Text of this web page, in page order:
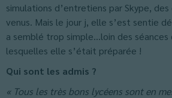
simulations d’entretiens par Skype,
venus. Mais le jour j, elle s’est sentie
a semblé trop simple…loin des
lesquelles elle s’était préparée !
Qui sont les admis ?
« Tous les très bons lycéens sont en